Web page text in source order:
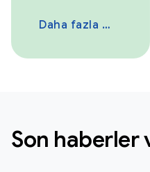
Daha fazla bilgi
Son haberler